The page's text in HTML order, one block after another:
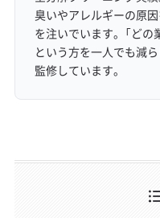
臭いやアレルギーの原
を注いでいます。「どの
という方を一人でも減
監修しています。